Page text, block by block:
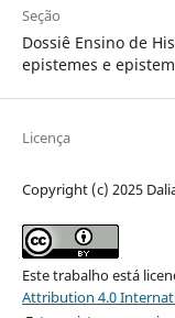
Seção
Dossiê Ensino de
epistemes e
Licença
Copyright (c) 2025
Este trabalho está
Attribution 4.0